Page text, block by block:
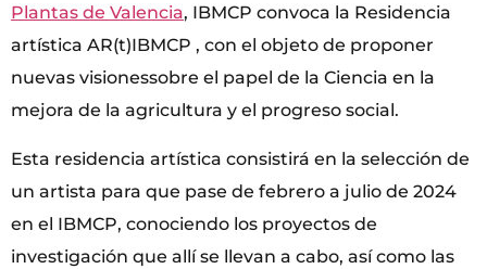
Plantas de Valencia, IBMCP convoca la Residencia
artística AR(t)IBMCP , con el objeto de proponer
nuevas visionessobre el papel de la Ciencia en la
mejora de la agricultura y el progreso social.
Esta residencia artística consistirá en la selección de
un artista para que pase de febrero a julio de 2024
en el IBMCP, conociendo los proyectos de
investigación que allí se llevan a cabo, así como las